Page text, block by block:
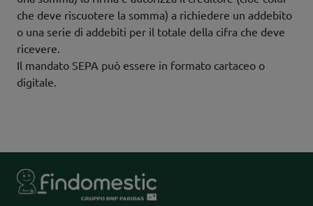
che deve riscuotere la somma) a richiedere un addebito
o una serie di addebiti per il totale della cifra che deve
ricevere.
Il mandato SEPA può essere in formato cartaceo o
digitale.